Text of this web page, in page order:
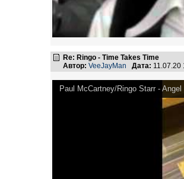
Re: Ringo - Time Takes Time
Автор: VeeJayMan Дата:
Paul McCartney/Ringo Starr -